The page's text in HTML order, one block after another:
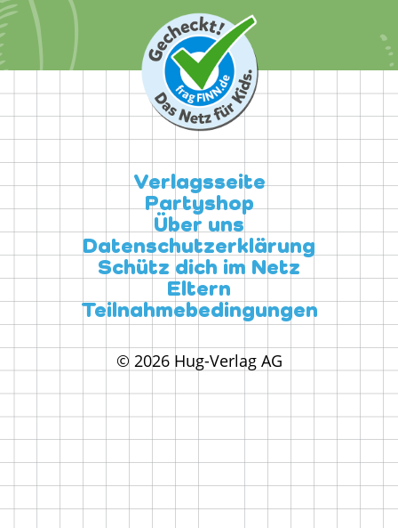
Verlagsseite
Partyshop
Über uns
Datenschutzerklärung
Schütz dich im Netz
Eltern
Teilnahmebedingungen
© 2026 Hug-Verlag AG